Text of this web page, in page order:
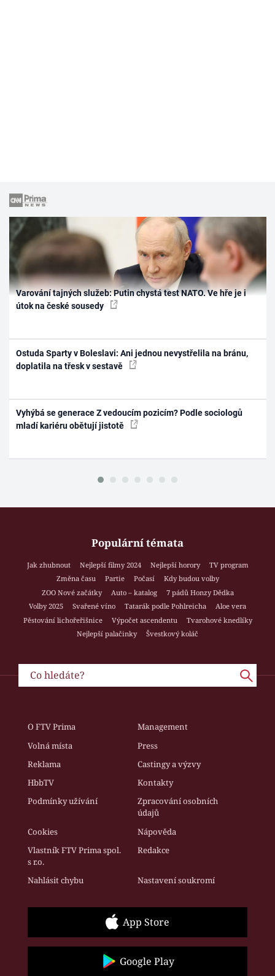
Varování tajných služeb: Putin chystá test NATO. Ve hře je i
útok na české sousedy
Ostuda Sparty v Boleslavi: Ani jednou nevystřelila na bránu,
doplatila na třesk v sestavě
Vyhýbá se generace Z vedoucím pozicím? Podle sociologů
mladí kariéru obětují jistotě
Populární témata
Jak zhubnout Nejlepší filmy 2024 Nejlepší horory
TV program
Změna času
Partie Počasí
Kdy budou volby
ZOO Nové začátky
Auto – katalog
7 pádů Honzy Dědka
Volby 2025
Svařené víno Tatarák podle Pohlreicha
Aloe vera
Pěstování lichořeřišnice
Výpočet ascendentu
Tvarohové knedlíky
Nejlepší palačinky
Švestkový koláč
O FTV Prima
Management
Volná místa
Press
Reklama
Castingy a výzvy
HbbTV
Kontakty
Podmínky užívání
Zpracování osobních
údajů
Cookies
Nápověda
Vlastník FTV Prima spol.
s r.o.
Redakce
Nahlásit chybu Nastavení soukromí
App Store
Google Play